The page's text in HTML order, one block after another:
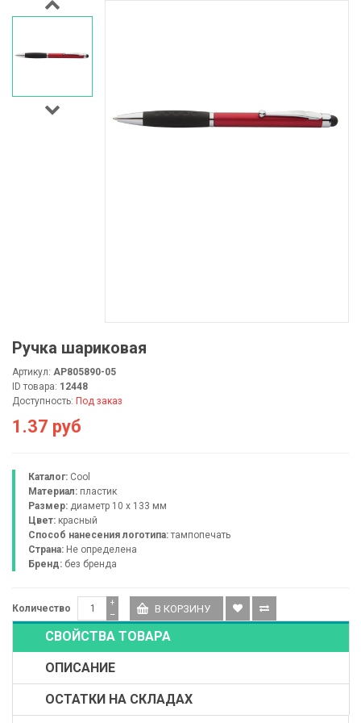
Ручка шариковая
Артикул: AP805890-05
ID товара: 12448
Доступность: Под заказ
1.37 руб
Каталог: Cool
Материал: пластик
Размер: диаметр 10 x 133 мм
Цвет: красный
Способ нанесения логотипа:тампопечать
Страна: Не определена
Бренд: без бренда
Количество −
+
СВОЙСТВА ТОВАРА
ОПИСАНИЕ
ОСТАТКИ НА СКЛАДАХ